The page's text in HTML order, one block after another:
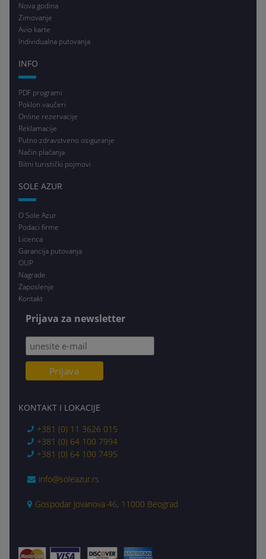
Nova godina
Zimovanje
Avio karte
Individualna putovanja
INFO
PDF programi
Poklon vaučeri
Online rezervacije
Reklamacije
Putno zdravstveno osiguranje
Način plaćanja
Bitni turistički pojmovi
SOLE AZUR
O Sole Azur
Podaci firme
Licenca
Garancija putovanja
OUP
Nagrade
Zaposlenje
Kontakt
Prijava za newsletter
KONTAKT I LOKACIJE
+381 (0) 11 3626 015
+381 (0) 64 100 7994
+381 (0) 64 100 7495
info@soleazur.rs
Gospodar Jovanova 46, 11000 Beograd